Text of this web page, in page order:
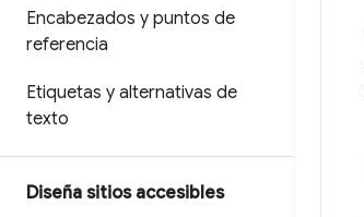
Encabezados y puntos de
referencia
Etiquetas y alternativas de
texto
Diseña sitios accesibles